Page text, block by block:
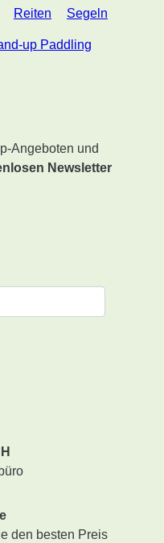
Reiten Segeln
up Paddling
Angeboten und
Newsletter
den besten Preis